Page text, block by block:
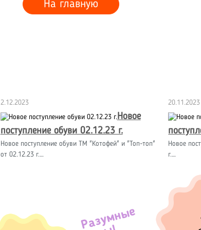
На главную
2.12.2023
Новое
поступление обуви 02.12.23 г.
Новое поступление обуви ТМ "Котофей" и "Топ-топ"
от 02.12.23 г.…
20.11.2023
Новое
г.…
Разумные